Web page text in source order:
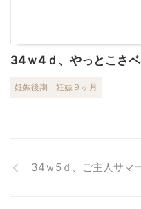
34ｗ4ｄ、やっとこさベ
妊娠後期 妊娠９ヶ月
34ｗ5ｄ、ご主人サマ